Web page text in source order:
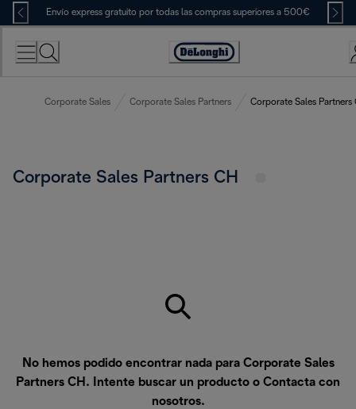
Skip
to
Content
Envío express gratuito por todas las compras superiores a 500€
Accessibility
Corporate Sales Corporate Sales Partners Corporate Sales Partners
Corporate Sales Partners CH
No hemos podido encontrar nada para Corporate Sales
Partners CH. Intente buscar un producto o Contacta con
nosotros.